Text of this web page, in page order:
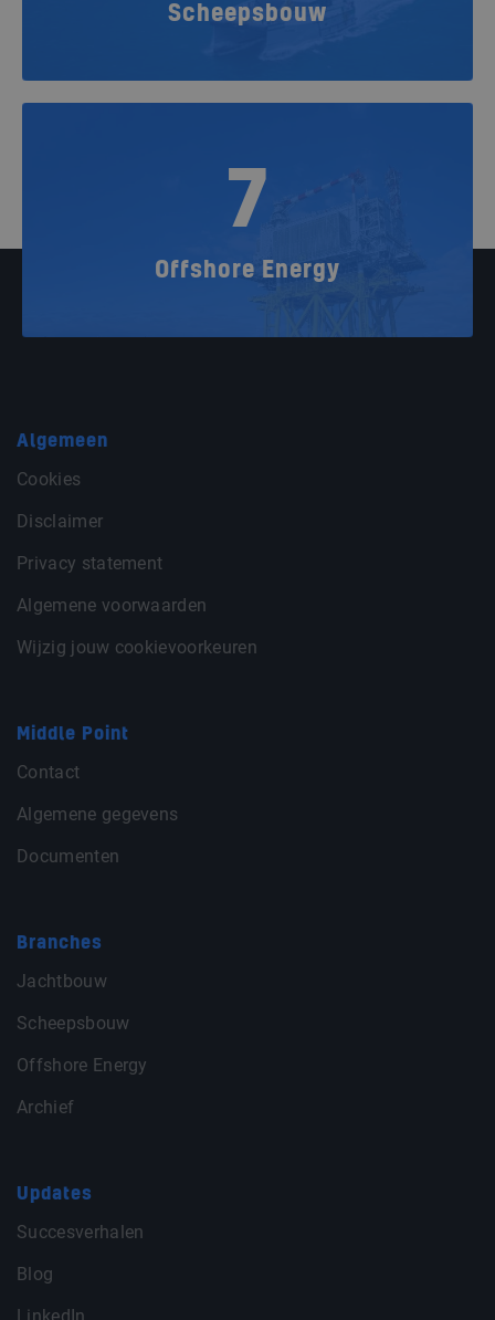
Scheepsbouw
7
Offshore Energy
Algemeen
Cookies
Disclaimer
Privacy statement
Algemene voorwaarden
Wijzig jouw cookievoorkeuren
Middle Point
Contact
Algemene gegevens
Documenten
Branches
Jachtbouw
Scheepsbouw
Offshore Energy
Archief
Updates
Succesverhalen
Blog